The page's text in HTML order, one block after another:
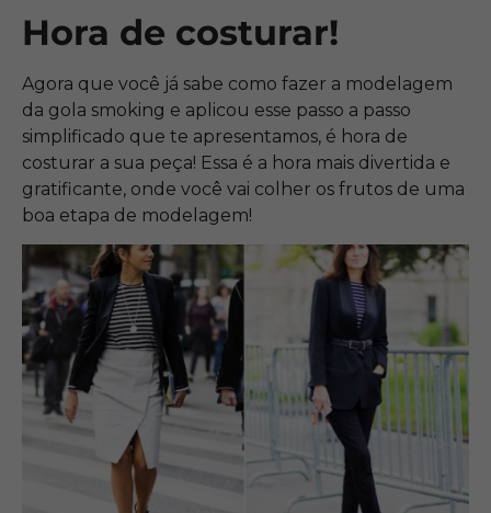
Hora de costurar!
Agora que você já sabe como fazer a modelagem
da gola smoking e aplicou esse passo a passo
simplificado que te apresentamos, é hora de
costurar a sua peça! Essa é a hora mais divertida e
gratificante, onde você vai colher os frutos de uma
boa etapa de modelagem!